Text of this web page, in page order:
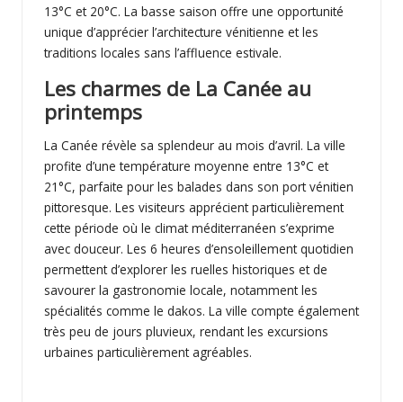
13°C et 20°C. La basse saison offre une opportunité
unique d’apprécier l’architecture vénitienne et les
traditions locales sans l’affluence estivale.
Les charmes de La Canée au
printemps
La Canée révèle sa splendeur au mois d’avril. La ville
profite d’une température moyenne entre 13°C et
21°C, parfaite pour les balades dans son port vénitien
pittoresque. Les visiteurs apprécient particulièrement
cette période où le climat méditerranéen s’exprime
avec douceur. Les 6 heures d’ensoleillement quotidien
permettent d’explorer les ruelles historiques et de
savourer la gastronomie locale, notamment les
spécialités comme le dakos. La ville compte également
très peu de jours pluvieux, rendant les excursions
urbaines particulièrement agréables.